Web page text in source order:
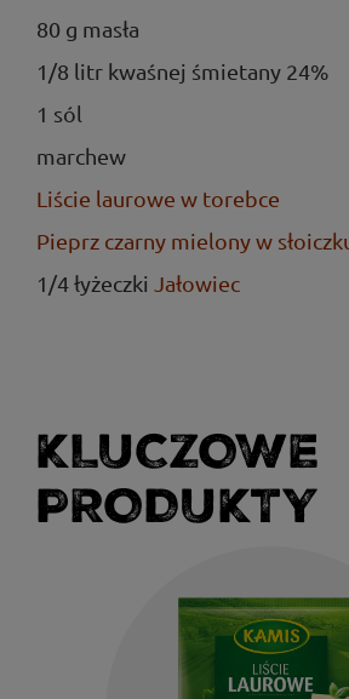
80 g masła
1/8 litr kwaśnej śmietany 24%
1 sól
marchew
Liście laurowe w torebce
Pieprz czarny mielony w
1/4 łyżeczki Jałowiec
KLUCZOWE
PRODUKTY